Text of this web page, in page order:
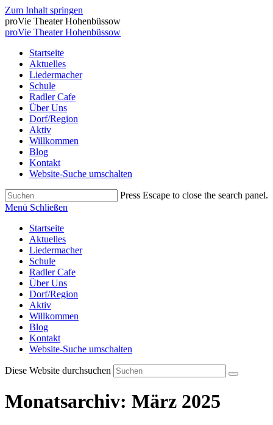
Zum Inhalt springen
proVie Theater Hohenbüssow
proVie Theater Hohenbüssow
Startseite
Aktuelles
Liedermacher
Schule
Radler Cafe
Über Uns
Dorf/Region
Aktiv
Willkommen
Blog
Kontakt
Website-Suche umschalten
Press Escape to close the search panel.
Menü Schließen
Startseite
Aktuelles
Liedermacher
Schule
Radler Cafe
Über Uns
Dorf/Region
Aktiv
Willkommen
Blog
Kontakt
Website-Suche umschalten
Diese Website durchsuchen
Monatsarchiv: März 2025